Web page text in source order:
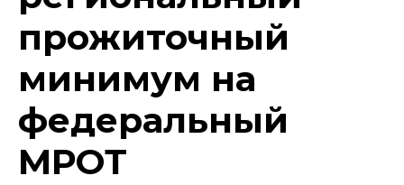
прожиточный
минимум на
федеральный
МРОТ